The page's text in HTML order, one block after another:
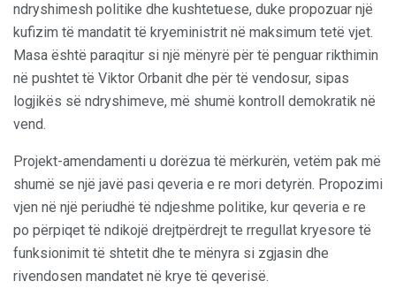
ndryshimesh politike dhe kushtetuese, duke propozuar një
kufizim të mandatit të kryeministrit në maksimum tetë vjet.
Masa është paraqitur si një mënyrë për të penguar rikthimin
në pushtet të Viktor Orbanit dhe për të vendosur, sipas
logjikës së ndryshimeve, më shumë kontroll demokratik në
vend.
Projekt-amendamenti u dorëzua të mërkurën, vetëm pak më
shumë se një javë pasi qeveria e re mori detyrën. Propozimi
vjen në një periudhë të ndjeshme politike, kur qeveria e re
po përpiqet të ndikojë drejtpërdrejt te rregullat kryesore të
funksionimit të shtetit dhe te mënyra si zgjasin dhe
rivendosen mandatet në krye të qeverisë.